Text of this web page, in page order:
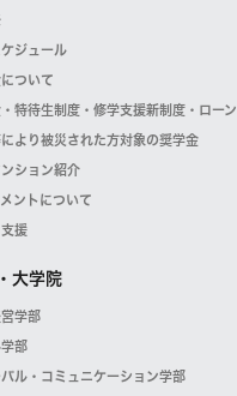
ジュール
ついて
特待生制度・修学支援新制度・ローン
より被災された方対象の奨学金
ション紹介
ントについて
援
大学院
学部
部
ル・コミュニケーション学部